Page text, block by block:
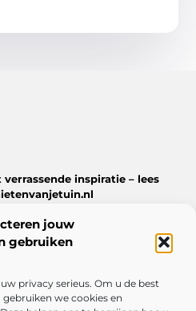
jouw
gebruiken
privacy serieus. Om u de best
we cookies en
inspiratie – lees
te bieden heeft.